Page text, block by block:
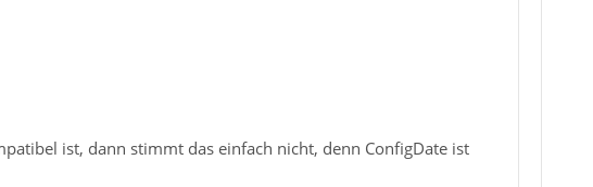
ist, dann stimmt das einfach nicht, denn ConfigDate ist